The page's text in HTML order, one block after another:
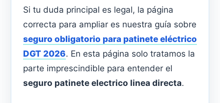
Si tu duda principal es legal, la página
correcta para ampliar es nuestra guía sobre
seguro obligatorio para patinete eléctrico
DGT 2026. En esta página solo tratamos la
parte imprescindible para entender el
seguro patinete electrico linea directa.